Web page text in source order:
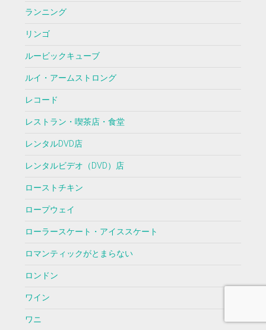
ランニング
リンゴ
ルービックキューブ
ルイ・アームストロング
レコード
レストラン・喫茶店・食堂
レンタルDVD店
レンタルビデオ（DVD）店
ローストチキン
ロープウェイ
ローラースケート・アイススケート
ロマンティックがとまらない
ロンドン
ワイン
ワニ